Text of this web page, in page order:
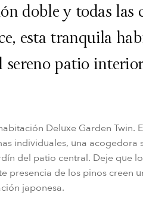
doble y todas las
esta tranquila
patio
Deluxe Garden Twin.
individuales, una acogedora
del patio central. Deje que
presencia de los pinos creen
japonesa.